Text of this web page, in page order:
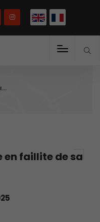
en faillite de sa
(English)